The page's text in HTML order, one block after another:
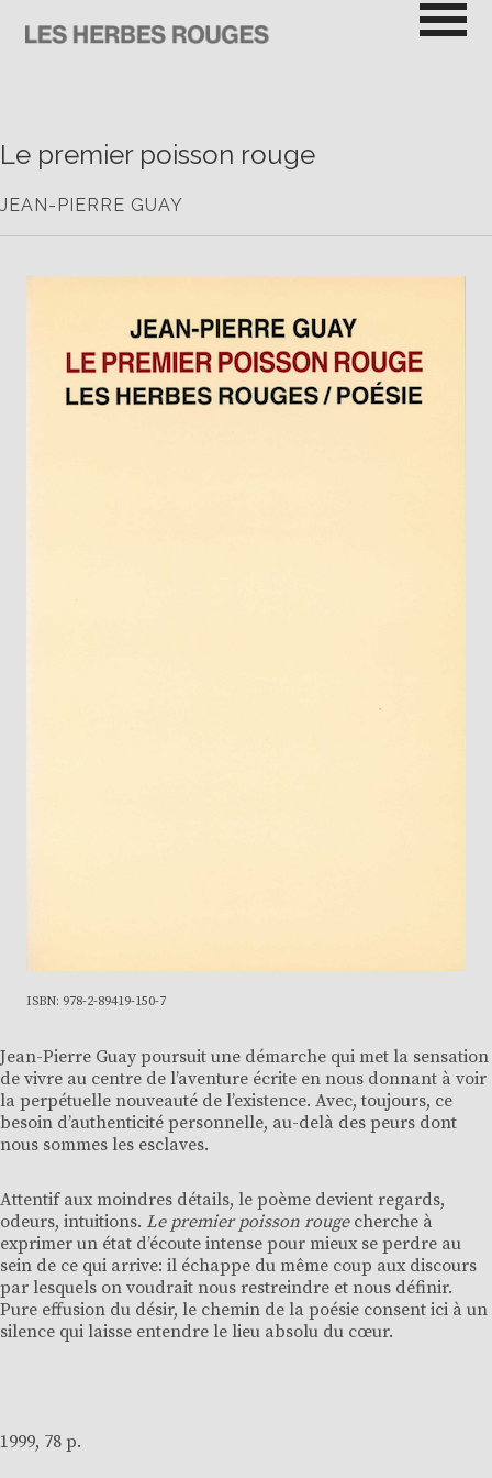
contenu
Le premier poisson rouge
JEAN-PIERRE GUAY
ISBN: 978-2-89419-150-7
Jean-Pierre Guay poursuit une démarche qui met la sensation
de vivre au centre de l’aventure écrite en nous donnant à voir
la perpétuelle nouveauté de l’existence. Avec, toujours, ce
besoin d’authenticité personnelle, au-delà des peurs dont
nous sommes les esclaves.
Attentif aux moindres détails, le poème devient regards,
odeurs, intuitions. Le premier poisson rougecherche à
exprimer un état d’écoute intense pour mieux se perdre au
sein de ce qui arrive: il échappe du même coup aux discours
par lesquels on voudrait nous restreindre et nous définir.
Pure effusion du désir, le chemin de la poésie consent ici à un
silence qui laisse entendre le lieu absolu du cœur.
1999, 78 p.